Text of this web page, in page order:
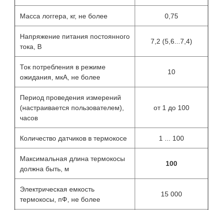
Масса логгера, кг, не более 0,75
Напряжение питания постоянного
тока, В
7,2 (5,6...7,4)
Ток потребления в режиме
ожидания, мкА, не более
10
Период проведения измерений
(настраивается пользователем),
часов
от 1 до 100
Количество датчиков в термокосе 1 ... 100
Максимальная длина термокосы
должна быть, м
100
Электрическая емкость
термокосы, пФ, не более
15 000